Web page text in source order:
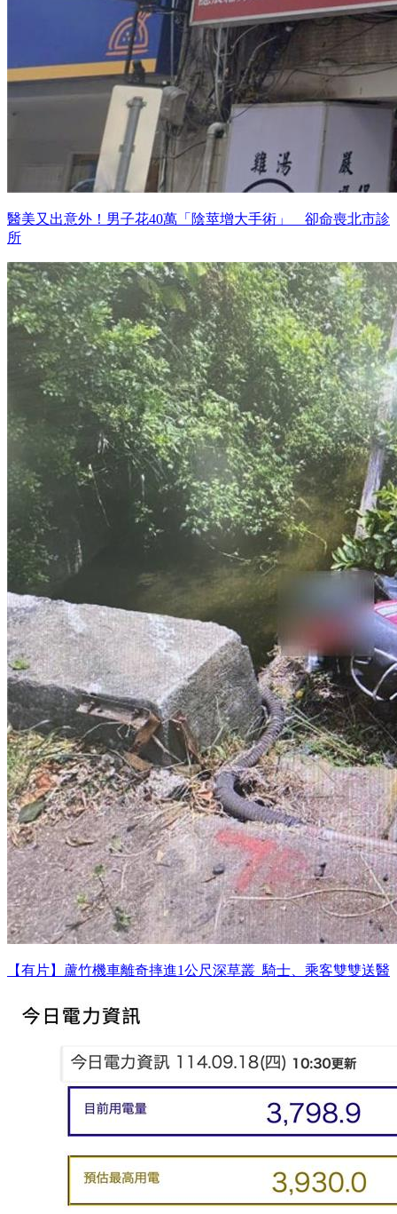
醫美又出意外！男子花40萬「陰莖增大手術」 卻命喪北市診
所
【有片】蘆竹機車離奇摔進1公尺深草叢 騎士、乘客雙雙送醫